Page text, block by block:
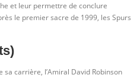
et leur permettre de conclure
le premier sacre de 1999, les Spurs
carrière, l’Amiral David Robinson